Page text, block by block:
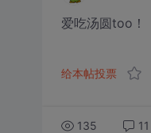
爱吃汤圆too！
给本帖投票
135 11